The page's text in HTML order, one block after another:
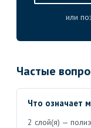
или
Частые
Что означает
2 слой(я) —